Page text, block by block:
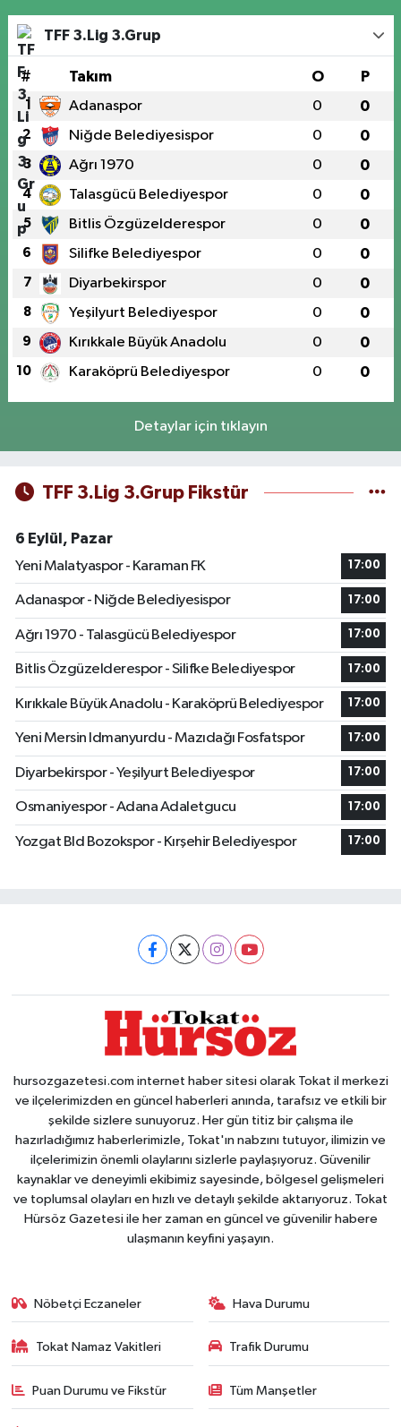
TFF 3.Lig 3.Grup
# Takım O P
1 Adanaspor 0 0
2 Niğde Belediyesispor 0 0
3 Ağrı 1970 0 0
4 Talasgücü Belediyespor 0 0
5 Bitlis Özgüzelderespor 0 0
6 Silifke Belediyespor 0 0
7 Diyarbekirspor 0 0
8 Yeşilyurt Belediyespor 0 0
9 Kırıkkale Büyük Anadolu 0 0
10 Karaköprü Belediyespor 0 0
Detaylar için tıklayın
TFF 3.Lig 3.Grup Fikstür
6 Eylül, Pazar
Yeni Malatyaspor - Karaman FK
17:00
Adanaspor - Niğde Belediyesispor 17:00
Ağrı 1970 - Talasgücü Belediyespor 17:00
Bitlis Özgüzelderespor - Silifke Belediyespor 17:00
Kırıkkale Büyük Anadolu - Karaköprü Belediyespor 17:00
Yeni Mersin Idmanyurdu - Mazıdağı Fosfatspor 17:00
Diyarbekirspor - Yeşilyurt Belediyespor 17:00
Osmaniyespor - Adana Adaletgucu 17:00
Yozgat Bld Bozokspor - Kırşehir Belediyespor 17:00
hursozgazetesi.com internet haber sitesi olarak Tokat il merkezi
ve ilçelerimizden en güncel haberleri anında, tarafsız ve etkili bir
şekilde sizlere sunuyoruz. Her gün titiz bir çalışma ile
hazırladığımız haberlerimizle, Tokat'ın nabzını tutuyor, ilimizin ve
ilçelerimizin önemli olaylarını sizlerle paylaşıyoruz. Güvenilir
kaynaklar ve deneyimli ekibimiz sayesinde, bölgesel gelişmeleri
ve toplumsal olayları en hızlı ve detaylı şekilde aktarıyoruz. Tokat
Hürsöz Gazetesi ile her zaman en güncel ve güvenilir habere
ulaşmanın keyfini yaşayın.
Nöbetçi Eczaneler Hava Durumu
Tokat Namaz Vakitleri Trafik Durumu
Puan Durumu ve Fikstür Tüm Manşetler